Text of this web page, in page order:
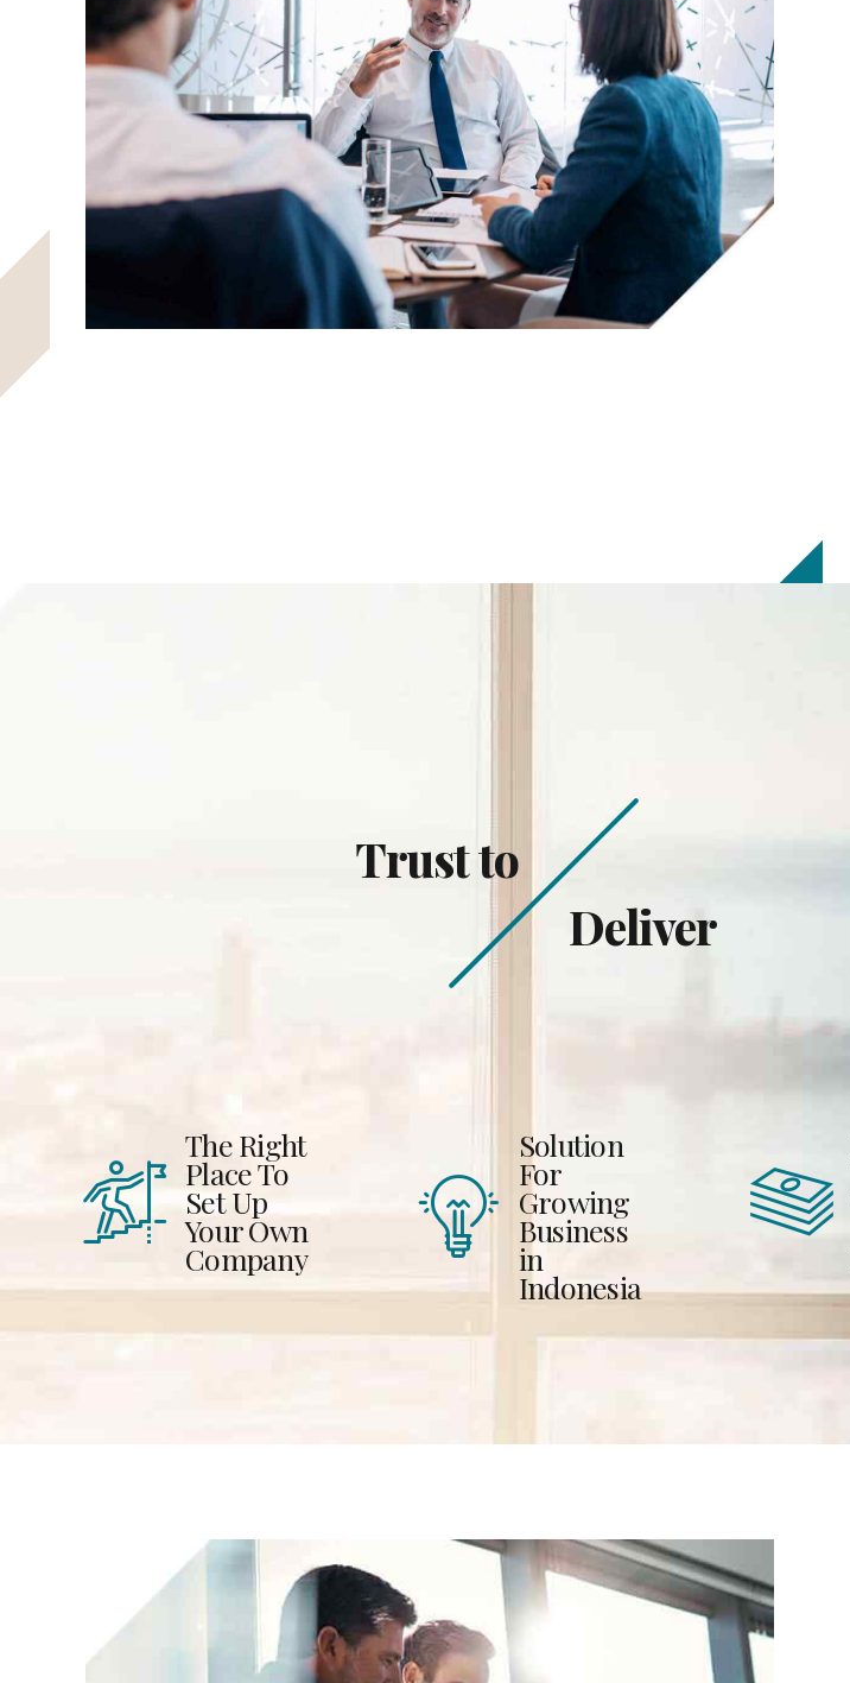
Trust to
Deliver
The Right
Place To
Set Up
Your Own
Company
Solution
For
Growing
Business
in
Indonesia